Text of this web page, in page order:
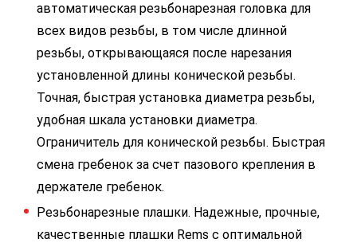
автоматическая резьбонарезная головка для
всех видов резьбы, в том числе длинной
резьбы, открывающаяся после нарезания
установленной длины конической резьбы.
Точная, быстрая установка диаметра резьбы,
удобная шкала установки диаметра.
Ограничитель для конической резьбы. Быстрая
смена гребенок за счет пазового крепления в
держателе гребенок.
Резьбонарезные плашки. Надежные, прочные,
качественные плашки Rems с оптимальной